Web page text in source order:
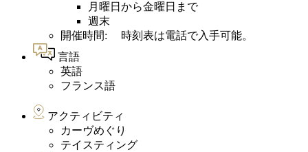
月曜日から金曜日まで
週末
開催時間: 時刻表は電話で入手可能。
言語
英語
フランス語
アクティビティ
カーヴめぐり
テイスティング